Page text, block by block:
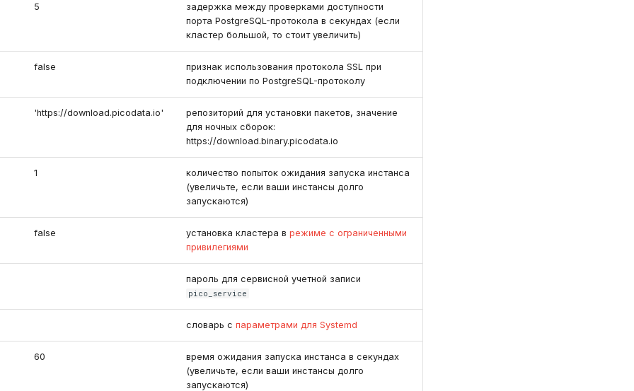
5
задержка между проверками доступности
порта PostgreSQL-протокола в секундах (если
кластер большой, то стоит увеличить)
false
признак использования протокола SSL при
подключении по PostgreSQL-протоколу
'https://download.picodata.io'
репозиторий для установки пакетов, значение
для ночных сборок:
https://download.binary.picodata.io
1
количество попыток ожидания запуска инстанса
(увеличьте, если ваши инстансы долго
запускаются)
false установка кластера в режиме с ограниченными
привилегиями
пароль для сервисной учетной записи
pico_service
словарь с параметрами для Systemd
60
время ожидания запуска инстанса в секундах
(увеличьте, если ваши инстансы долго
запускаются)